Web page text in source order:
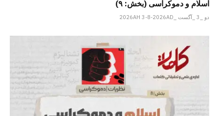
اسلام و دموکراسی (بخش: ۹)
دو _3 _آگست _2026AH 3-8-2026AD